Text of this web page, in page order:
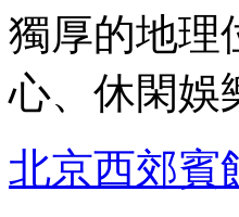
獨厚的地理
心、休閑娛
北京西郊賓